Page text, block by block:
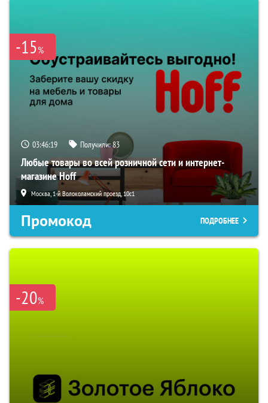
-15%
03:46:18 Получили:83
Любые товары во всей розничной сети и интернет-
магазине Hoff
Москва, 1-й Волоколамский проезд, 10с1
Промокод ПОДРОБНЕЕ
-20%